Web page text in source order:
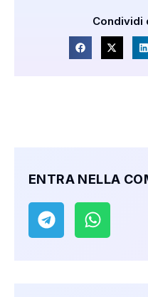
Condividi
ENTRA NELLA